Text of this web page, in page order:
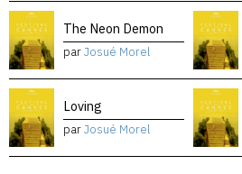
The Neon Demon
parJosué Morel
Loving
parJosué Morel